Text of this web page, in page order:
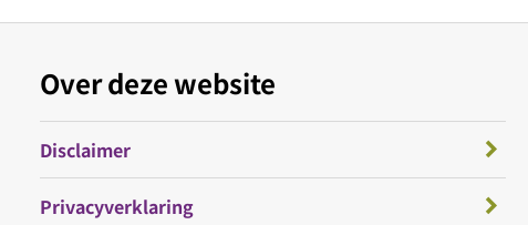
Over deze website
Disclaimer
Privacyverklaring